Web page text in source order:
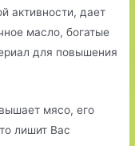
активности, дает
масло, богатые
для повышения
мясо, его
лишит Вас